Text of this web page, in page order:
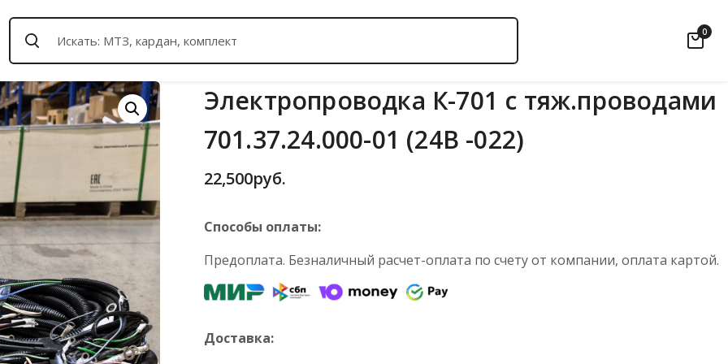
0
Электропроводка К-701 с тяж.проводами
701.37.24.000-01 (24В -022)
22,500руб.
Способы оплаты:
Предоплата. Безналичный расчет-оплата по счету от компании, оплата картой.
Доставка: